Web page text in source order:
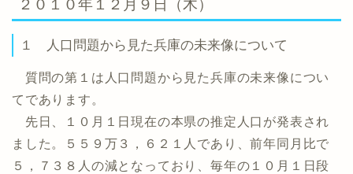
２０１０年１２月９日（木）
１ 人口問題から見た兵庫の未来像について
質問の第１は人口問題から見た兵庫の未来像につい
てであります。
先日、１０月１日現在の本県の推定人口が発表され
ました。５５９万３，６２１人であり、前年同月比で
５，７３８人の減となっており、毎年の１０月１日段